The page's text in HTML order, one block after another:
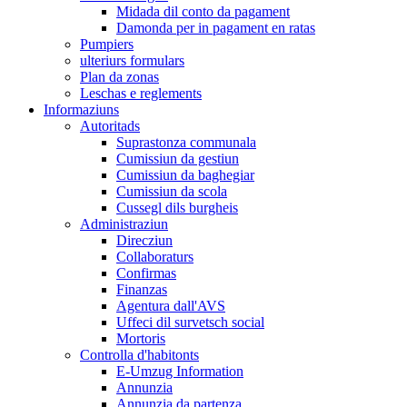
Midada dil conto da pagament
Damonda per in pagament en ratas
Pumpiers
ulteriurs formulars
Plan da zonas
Leschas e reglements
Informaziuns
Autoritads
Suprastonza communala
Cumissiun da gestiun
Cumissiun da baghegiar
Cumissiun da scola
Cussegl dils burgheis
Administraziun
Direcziun
Collaboraturs
Confirmas
Finanzas
Agentura dall'AVS
Uffeci dil survetsch social
Mortoris
Controlla d'habitonts
E-Umzug Information
Annunzia
Annunzia da partenza